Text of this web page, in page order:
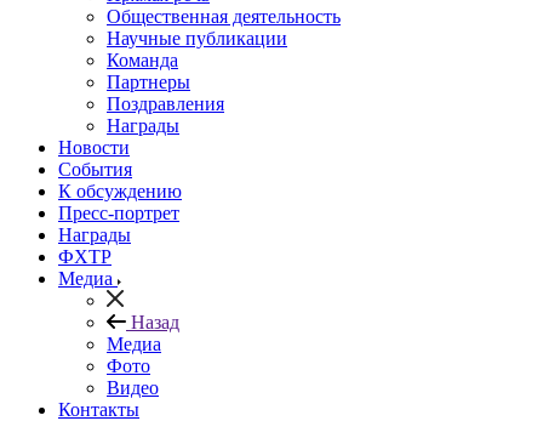
Общественная деятельность
Научные публикации
Команда
Партнеры
Поздравления
Награды
Новости
События
К обсуждению
Пресс-портрет
Награды
ФХТР
Медиа
Назад
Медиа
Фото
Видео
Контакты